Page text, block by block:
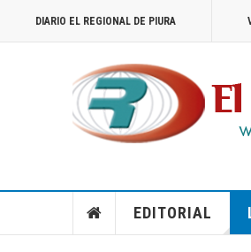
DIARIO EL REGIONAL DE PIURA
EDITORIAL